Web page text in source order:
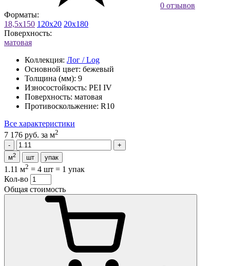
0 отзывов
Форматы:
18,5x150 120x20 20x180
Поверхность:
матовая
Коллекция: Лог / Log
Основной цвет: бежевый
Толщина (мм): 9
Износостойкость: PEI IV
Поверхность: матовая
Противоскольжение: R10
Все характеристики
7 176 руб. за м2
м2 шт упак
1.11 м2 = 4 шт = 1 упак
Кол-во
Общая стоимость